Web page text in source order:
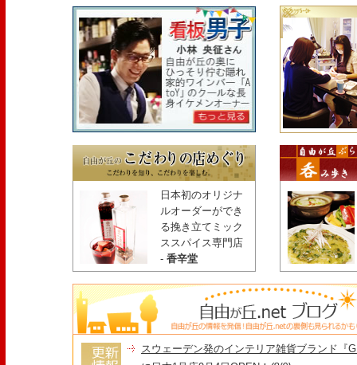
日本初のオリジナ
ルオーダーができ
る挽き立てミック
ススパイス専門店
- 香辛堂
スウェーデン発のインテリア雑貨ブランド『